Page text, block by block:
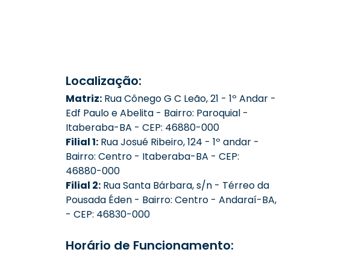
Localização:
Matriz: Rua Cônego G C Leão, 21 - 1º Andar -
Edf Paulo e Abelita - Bairro: Paroquial -
Itaberaba-BA - CEP: 46880-000
Filial 1: Rua Josué Ribeiro, 124 - 1º andar -
Bairro: Centro - Itaberaba-BA - CEP:
46880-000
Filial 2: Rua Santa Bárbara, s/n - Térreo da
Pousada Éden - Bairro: Centro - Andaraí-BA,
- CEP: 46830-000
Horário de Funcionamento: